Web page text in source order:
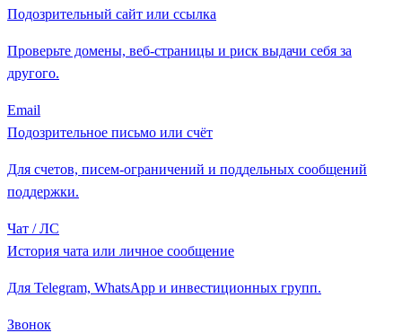
Подозрительный сайт или ссылка
Проверьте домены, веб-страницы и риск выдачи себя за
другого.
Email
Подозрительное письмо или счёт
Для счетов, писем-ограничений и поддельных сообщений
поддержки.
Чат / ЛС
История чата или личное сообщение
Для Telegram, WhatsApp и инвестиционных групп.
Звонок